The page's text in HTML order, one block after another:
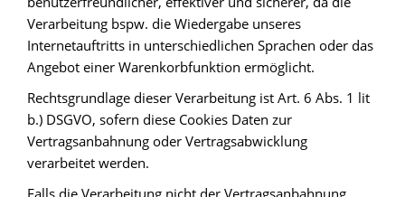
Verarbeitung bspw. die Wiedergabe unseres
Internetauftritts in unterschiedlichen Sprachen oder das
Angebot einer Warenkorbfunktion ermöglicht.
Rechtsgrundlage dieser Verarbeitung ist Art. 6 Abs. 1 lit
b.) DSGVO, sofern diese Cookies Daten zur
Vertragsanbahnung oder Vertragsabwicklung
verarbeitet werden.